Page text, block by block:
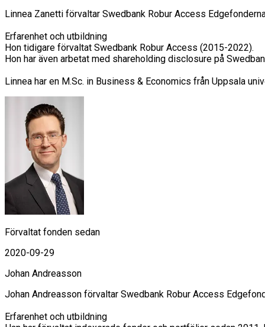
Linnea Zanetti förvaltar Swedbank Robur Access
Erfarenhet och utbildning
Hon tidigare förvaltat Swedbank Robur Access (2015-2022).
Hon har även arbetat med shareholding disclosure på
Linnea har en M.Sc. in Business & Economics från Uppsala
Förvaltat fonden sedan
2020-09-29
Johan Andreasson
Johan Andreasson förvaltar Swedbank Robur Access
Erfarenhet och utbildning